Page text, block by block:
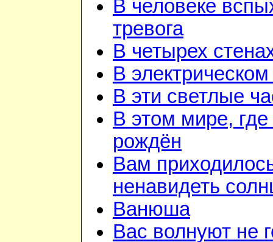
В человеке
тревога
В четырех
В
В эти светлые
В этом мире,
рождён
Вам
ненавидеть
Ванюша
Вас волнуют не